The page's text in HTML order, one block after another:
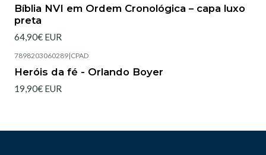
Bíblia NVI em Ordem Cronológica – capa luxo
preta
64,90€ EUR
7898203060289|CPAD
Heróis da fé - Orlando Boyer
19,90€ EUR